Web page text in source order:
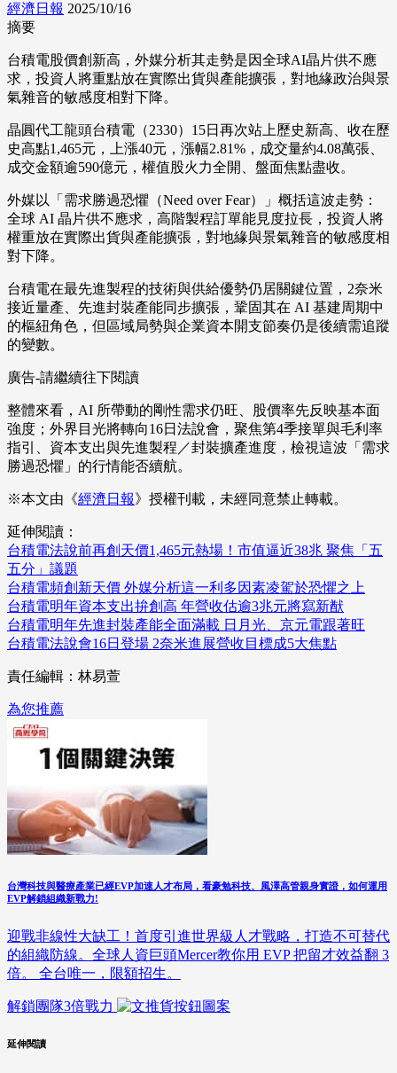
經濟日報 2025/10/16
摘要
台積電股價創新高，外媒分析其走勢是因全球AI晶片供不應
求，投資人將重點放在實際出貨與產能擴張，對地緣政治與景
氣雜音的敏感度相對下降。
晶圓代工龍頭台積電（2330）15日再次站上歷史新高、收在歷
史高點1,465元，上漲40元，漲幅2.81%，成交量約4.08萬張、
成交金額逾590億元，權值股火力全開、盤面焦點盡收。
外媒以「需求勝過恐懼（Need over Fear）」概括這波走勢：
全球 AI 晶片供不應求，高階製程訂單能見度拉長，投資人將
權重放在實際出貨與產能擴張，對地緣與景氣雜音的敏感度相
對下降。
台積電在最先進製程的技術與供給優勢仍居關鍵位置，2奈米
接近量產、先進封裝產能同步擴張，鞏固其在 AI 基建周期中
的樞紐角色，但區域局勢與企業資本開支節奏仍是後續需追蹤
的變數。
廣告-請繼續往下閱讀
整體來看，AI 所帶動的剛性需求仍旺、股價率先反映基本面
強度；外界目光將轉向16日法說會，聚焦第4季接單與毛利率
指引、資本支出與先進製程／封裝擴產進度，檢視這波「需求
勝過恐懼」的行情能否續航。
※本文由《經濟日報》授權刊載，未經同意禁止轉載。
延伸閱讀：
台積電法說前再創天價1,465元熱場！市值逼近38兆 聚焦「五
五分」議題
台積電頻創新天價 外媒分析這一利多因素凌駕於恐懼之上
台積電明年資本支出拚創高 年營收估逾3兆元將寫新猷
台積電明年先進封裝產能全面滿載 日月光、京元電跟著旺
台積電法說會16日登場 2奈米進展營收目標成5大焦點
責任編輯：林易萱
為您推薦
台灣科技與醫療產業已經EVP加速人才布局，看豪勉科技、風澤高管親身實證，如何運用
EVP解鎖組織新戰力!
迎戰非線性大缺工！首度引進世界級人才戰略，打造不可替代
的組織防線。全球人資巨頭Mercer教你用 EVP 把留才效益翻 3
倍。 全台唯一，限額招生。
解鎖團隊3倍戰力
延伸閱讀